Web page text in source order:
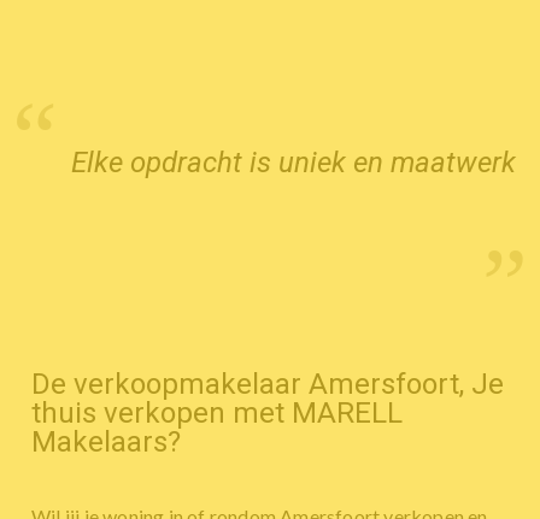
Elke opdracht is uniek en maatwerk
De verkoopmakelaar Amersfoort, Je
thuis verkopen met MARELL
Makelaars?